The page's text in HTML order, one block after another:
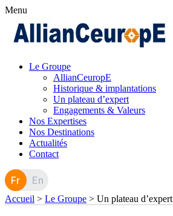
Menu
Le Groupe
AllianCeuropE
Historique & implantations
Un plateau d’expert
Engagements & Valeurs
Nos Expertises
Nos Destinations
Actualités
Contact
Fr En
Accueil > Le Groupe > Un plateau d’expert